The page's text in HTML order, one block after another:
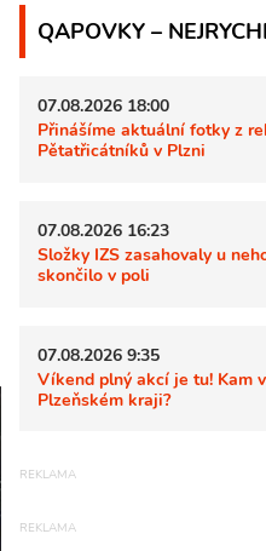
QAPOVKY –
07.08.2026 18:00
Přinášíme aktuální fotky z
Pětatřicátníků v Plzni
07.08.2026 16:23
Složky IZS zasahovaly u
skončilo v poli
07.08.2026 9:35
Víkend plný akcí je tu! Kam
Plzeňském kraji?